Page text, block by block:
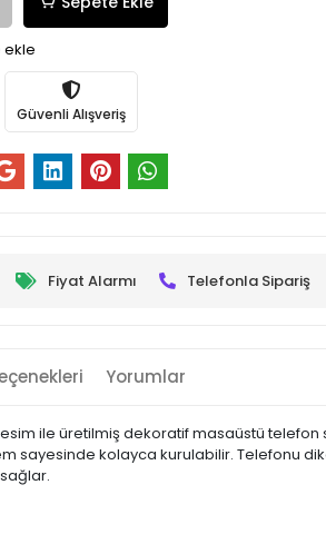
ekle
Güvenli Alışveriş
Fiyat Alarmı Telefonla Sipariş
Yorumlar
ile üretilmiş dekoratif masaüstü telefon
sayesinde kolayca kurulabilir. Telefonu